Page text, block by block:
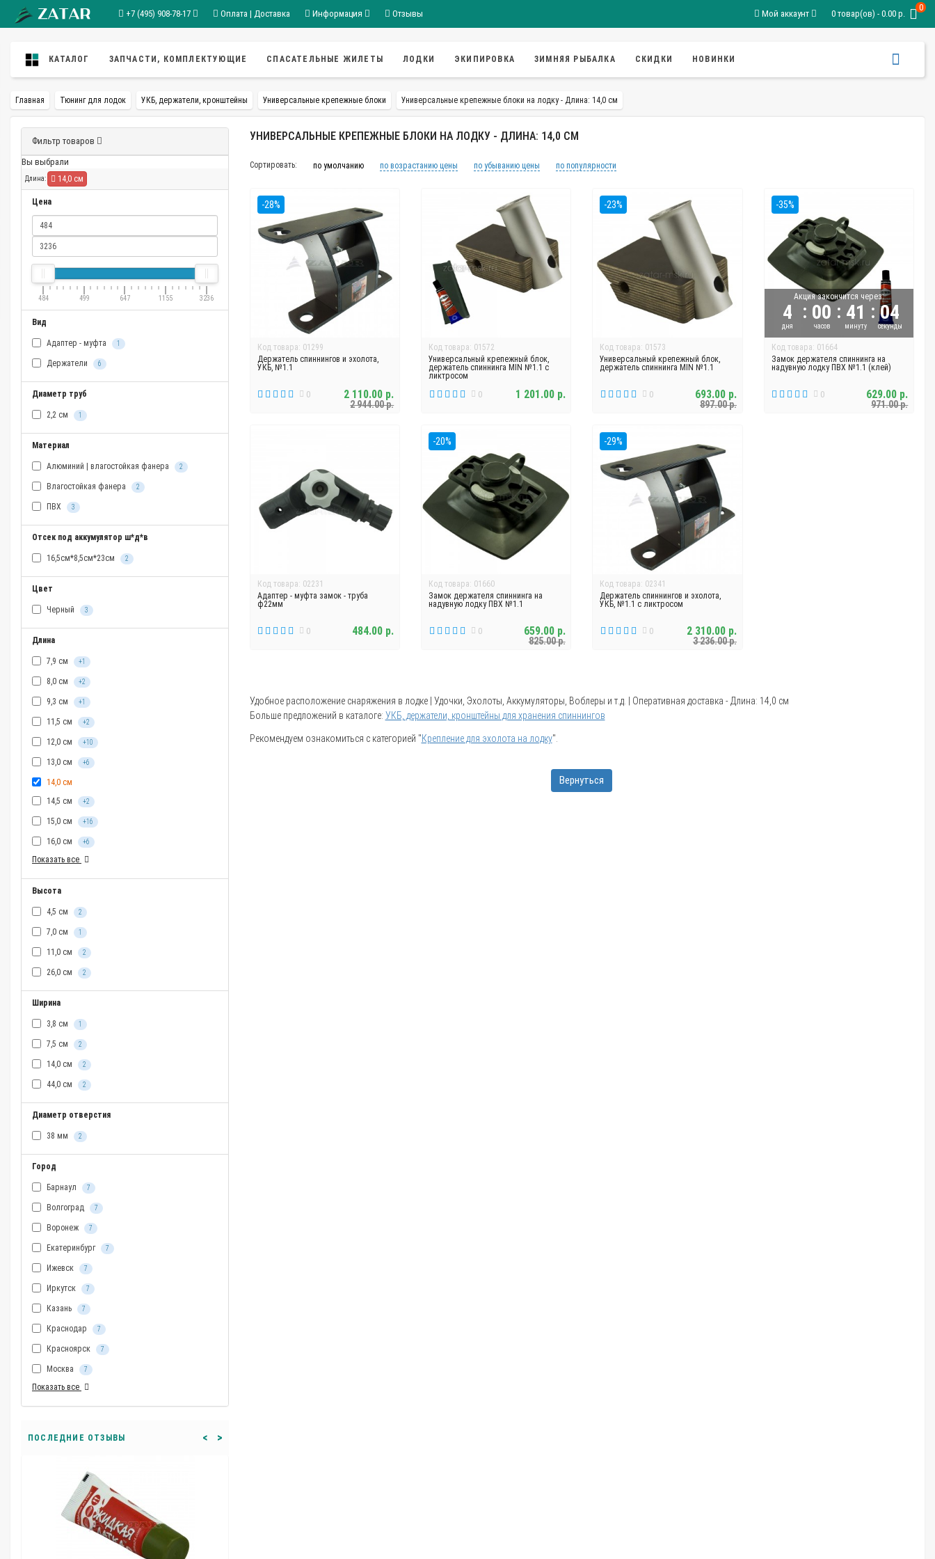
+7 (495) 908-78-17 Оплата | Доставка Информация Отзывы Мой аккаунт 0 товар(ов) - 0.00 р.
0
КАТАЛОГ ЗАПЧАСТИ, КОМПЛЕКТУЮЩИЕ СПАСАТЕЛЬНЫЕ ЖИЛЕТЫ ЛОДКИ ЭКИПИРОВКА ЗИМНЯЯ РЫБАЛКА СКИДКИ НОВИНКИ
Главная Тюнинг для лодок УКБ, держатели, кронштейны Универсальные крепежные блоки Универсальные крепежные блоки на лодку - Длина: 14,0 см
Фильтр товаров
Вы выбрали
Длина: 14,0 см
Цена
484 499 647 1155 3236
Вид
Адаптер - муфта 1
Держатели 6
Диаметр труб
2,2 см 1
Материал
Алюминий | влагостойкая фанера 2
Влагостойкая фанера 2
ПВХ 3
Отсек под аккумулятор ш*д*в
16,5см*8,5см*23см 2
Цвет
Черный 3
Длина
7,9 см +1
8,0 см +2
9,3 см +1
11,5 см +2
12,0 см +10
13,0 см +6
14,0 см
14,5 см
+2
15,0 см +16
16,0 см +6
Показать все
Высота
4,5 см 2
7,0 см 1
11,0 см 2
26,0 см 2
Ширина
3,8 см 1
7,5 см 2
14,0 см 2
44,0 см 2
Диаметр отверстия
38 мм 2
Город
Барнаул 7
Волгоград 7
Воронеж 7
Екатеринбург 7
Ижевск 7
Иркутск 7
Казань 7
Краснодар 7
Красноярск 7
Москва 7
Показать все
ПОСЛЕДНИЕ ОТЗЫВЫ < >
УНИВЕРСАЛЬНЫЕ КРЕПЕЖНЫЕ БЛОКИ НА ЛОДКУ - ДЛИНА: 14,0 СМ
Сортировать: по умолчанию по возрастанию цены по убыванию цены по популярности
-28%
Код товара: 01299
Держатель спиннингов и эхолота,
УКБ, №1.1
0
2 944.00 р.
2 110.00 р.
Код товара: 01572
Универсальный крепежный блок,
держатель спиннинга MIN №1.1 с
ликтросом
0 1 201.00 р.
-23%
Код товара: 01573
Универсальный крепежный блок,
держатель спиннинга MIN №1.1
0
897.00 р.
693.00 р.
-35%
Акция закончится через:
4
дня
: 00
часов
: 41
минуту
: 04
секунды
Код товара: 01664
Замок держателя спиннинга на
надувную лодку ПВХ №1.1 (клей)
0
971.00 р.
629.00 р.
Код товара: 02231
Адаптер - муфта замок - труба
ф22мм
0 484.00 р.
-20%
Код товара: 01660
Замок держателя спиннинга на
надувную лодку ПВХ №1.1
0
825.00 р.
659.00 р.
-29%
Код товара: 02341
Держатель спиннингов и эхолота,
УКБ, №1.1 с ликтросом
0
3 236.00 р.
2 310.00 р.
Удобное расположение снаряжения в лодке | Удочки, Эхолоты, Аккумуляторы, Воблеры и т.д. | Оперативная доставка - Длина: 14,0 см
Больше предложений в каталоге: УКБ, держатели, кронштейны для хранения спиннингов
Рекомендуем ознакомиться с категорией "Крепление для эхолота на лодку".
Вернуться